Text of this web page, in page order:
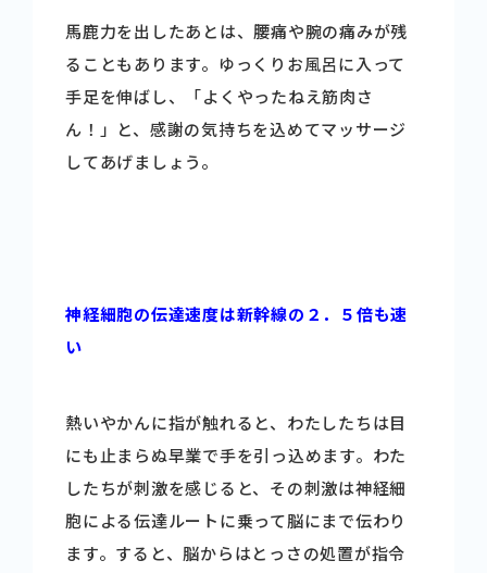
馬鹿力を出したあとは、腰痛や腕の痛みが残
ることもあります。ゆっくりお風呂に入って
手足を伸ばし、「よくやったねえ筋肉さ
ん！」と、感謝の気持ちを込めてマッサージ
してあげましょう。
神経細胞の伝達速度は新幹線の２．５倍も速
い
熱いやかんに指が触れると、わたしたちは目
にも止まらぬ早業で手を引っ込めます。わた
したちが刺激を感じると、その刺激は神経細
胞による伝達ルートに乗って脳にまで伝わり
ます。すると、脳からはとっさの処置が指令